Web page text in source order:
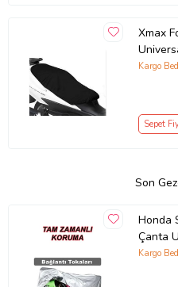
Xmax
Sele
Kargo
Sepet
Son
Honda
Çanta
Kargo